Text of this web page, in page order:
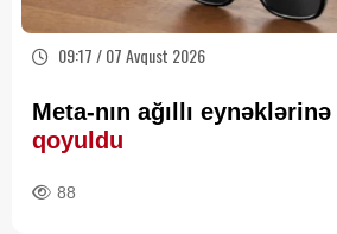
09:17 / 07 Avqust 2026
Meta-nın ağıllı eynəklərinə
qoyuldu
88